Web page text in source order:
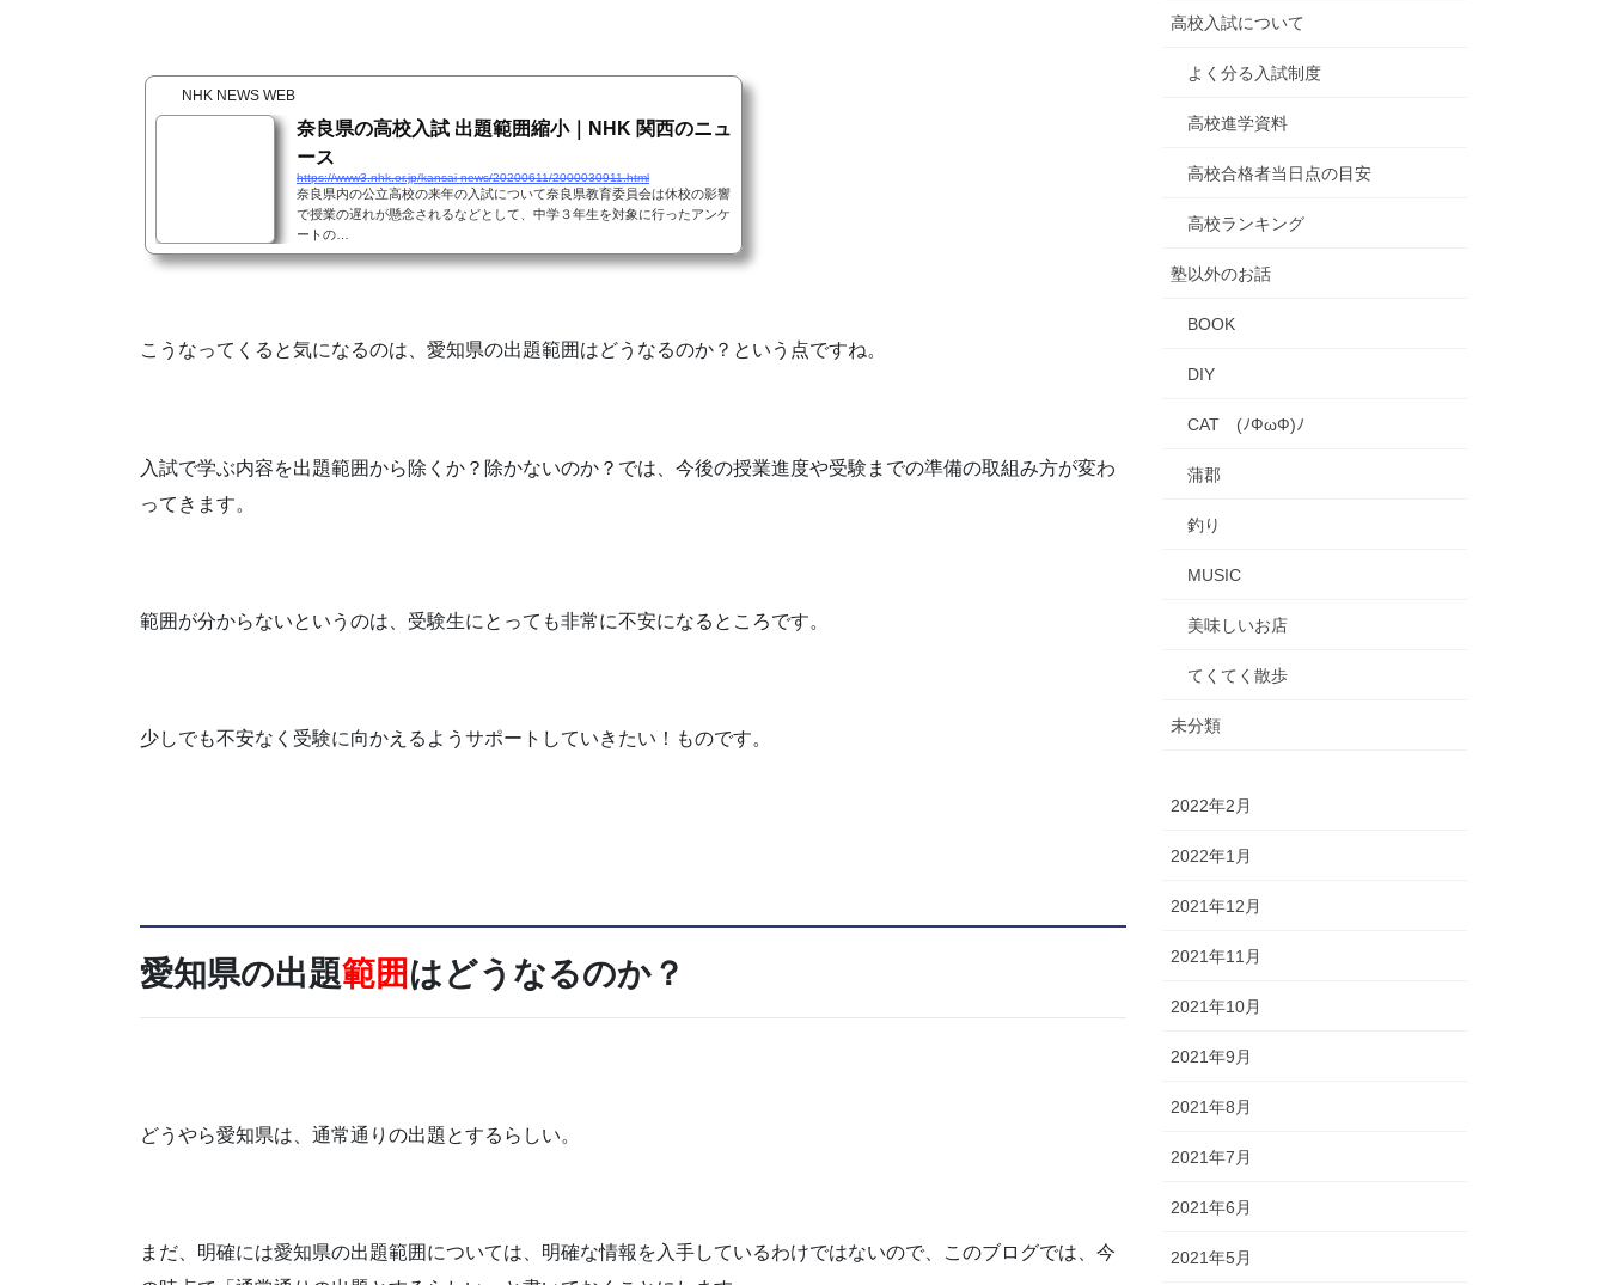
NHK NEWS WEB
奈良県の高校入試 出題範囲縮小｜NHK 関西のニュ
ース
https://www3.nhk.or.jp/kansai-news/20200611/2000030911.html
奈良県内の公立高校の来年の入試について奈良県教育委員会は休校の影響
で授業の遅れが懸念されるなどとして、中学３年生を対象に行ったアンケ
ートの…
こうなってくると気になるのは、愛知県の出題範囲はどうなるのか？という点ですね。
入試で学ぶ内容を出題範囲から除くか？除かないのか？では、今後の授業進度や受験までの準備の取組み方が変わ
ってきます。
範囲が分からないというのは、受験生にとっても非常に不安になるところです。
少しでも不安なく受験に向かえるようサポートしていきたい！ものです。
愛知県の出題範囲 はどうなるのか？
どうやら愛知県は、通常通りの出題とするらしい。
まだ、明確には愛知県の出題範囲については、明確な情報を入手しているわけではないので、このブログでは、今
高校入試について
よく分る入試制度
高校進学資料
高校合格者当日点の目安
高校ランキング
塾以外のお話
BOOK
DIY
CAT (ﾉФωФ)ﾉ
蒲郡
釣り
MUSIC
美味しいお店
てくてく散歩
未分類
2022年2月
2022年1月
2021年12月
2021年11月
2021年10月
2021年9月
2021年8月
2021年7月
2021年6月
2021年5月